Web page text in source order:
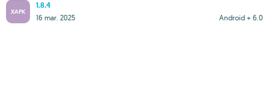
XAPK
1.8.4
Android + 6.0
16 mar. 2025